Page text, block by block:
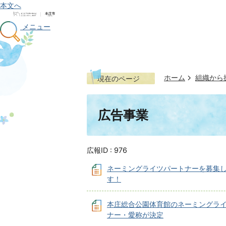
本文へ
メニュー
現在のページ ホーム 組織から
広告事業
広報ID : 976
ネーミングライツパートナーを募集
す！
本庄総合公園体育館のネーミングラ
ナー・愛称が決定